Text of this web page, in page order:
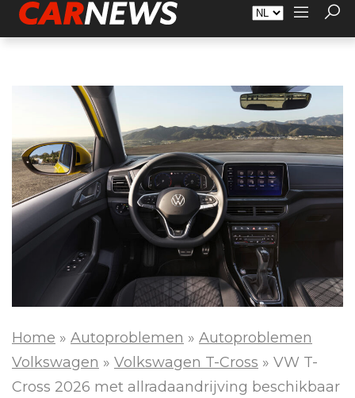
Adverteren Over Carnews.nl Contact
Home » Autoproblemen » Autoproblemen
Volkswagen » Volkswagen T-Cross » VW T-
Cross 2026 met allradaandrijving beschikbaar